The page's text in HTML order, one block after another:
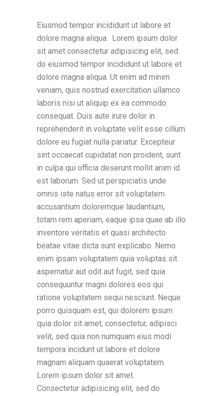
Eiusmod tempor incididunt ut labore et
dolore magna aliqua. Lorem ipsum dolor
sit amet consectetur adipisicing elit, sed
do eiusmod tempor incididunt ut labore et
dolore magna aliqua. Ut enim ad minim
veniam, quis nostrud exercitation ullamco
laboris nisi ut aliquip ex ea commodo
consequat. Duis aute irure dolor in
reprehenderit in voluptate velit esse cillum
dolore eu fugiat nulla pariatur. Excepteur
sint occaecat cupidatat non proident, sunt
in culpa qui officia deserunt mollit anim id
est laborum. Sed ut perspiciatis unde
omnis iste natus error sit voluptatem
accusantium doloremque laudantium,
totam rem aperiam, eaque ipsa quae ab illo
inventore veritatis et quasi architecto
beatae vitae dicta sunt explicabo. Nemo
enim ipsam voluptatem quia voluptas sit
aspernatur aut odit aut fugit, sed quia
consequuntur magni dolores eos qui
ratione voluptatem sequi nesciunt. Neque
porro quisquam est, qui dolorem ipsum
quia dolor sit amet, consectetur, adipisci
velit, sed quia non numquam eius modi
tempora incidunt ut labore et dolore
magnam aliquam quaerat voluptatem.
Lorem ipsum dolor sit amet.
Consectetur adipisicing elit, sed do